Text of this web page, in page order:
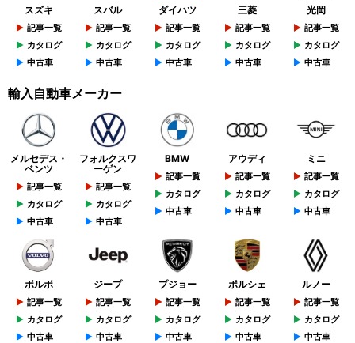
スズキ
記事一覧
カタログ
中古車
スバル
記事一覧
カタログ
中古車
ダイハツ
記事一覧
カタログ
中古車
三菱
記事一覧
カタログ
中古車
光岡
記事一覧
カタログ
中古車
輸入自動車メーカー
メルセデス・
ベンツ
記事一覧
カタログ
中古車
フォルクスワ
ーゲン
記事一覧
カタログ
中古車
BMW
記事一覧
カタログ
中古車
アウディ
記事一覧
カタログ
中古車
ミニ
記事一覧
カタログ
中古車
ボルボ
記事一覧
カタログ
中古車
ジープ
記事一覧
カタログ
中古車
プジョー
記事一覧
カタログ
中古車
ポルシェ
記事一覧
カタログ
中古車
ルノー
記事一覧
カタログ
中古車